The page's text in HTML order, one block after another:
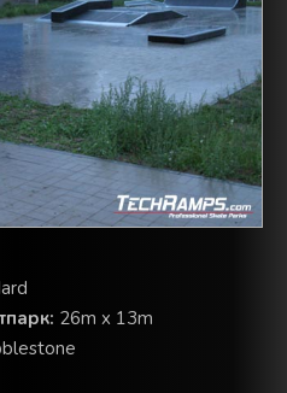
26m x 13m